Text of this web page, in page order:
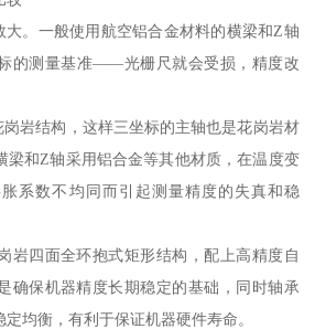
大。一般使用航空铝合金材料的横梁和Z轴
的测量基准——光栅尺就会受损，精度改
岩结构，这样三坐标的主轴也是花岗岩材
梁和Z轴采用铝合金等其他材质，在温度变
系数不均同而引起测量精度的失真和稳
岩四面全环抱式矩形结构，配上高精度自
确保机器精度长期稳定的基础，同时轴承
均衡，有利于保证机器硬件寿命。